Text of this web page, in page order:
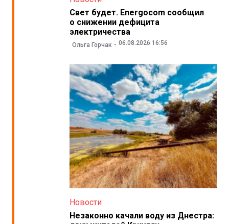
Свет будет. Energocom сообщил
о снижении дефицита
электричества
Ольга Горчак 06.08.2026 16:56
Новости
Незаконно качали воду из Днестра: